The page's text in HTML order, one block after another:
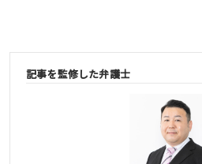
記事を監修した弁護士